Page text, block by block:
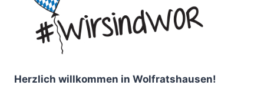
Herzlich willkommen in Wolfratshausen!